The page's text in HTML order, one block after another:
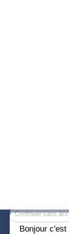
Bonjour c'est